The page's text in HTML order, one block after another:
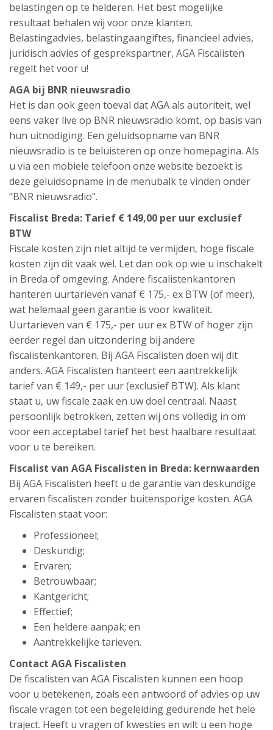
belastingen op te helderen. Het best mogelijke
resultaat behalen wij voor onze klanten.
Belastingadvies, belastingaangiftes, financieel advies,
juridisch advies of gesprekspartner, AGA Fiscalisten
regelt het voor u!
AGA bij BNR nieuwsradio
Het is dan ook geen toeval dat AGA als autoriteit, wel
eens vaker live op BNR nieuwsradio komt, op basis van
hun uitnodiging. Een geluidsopname van BNR
nieuwsradio is te beluisteren op onze homepagina. Als
u via een mobiele telefoon onze website bezoekt is
deze geluidsopname in de menubalk te vinden onder
“BNR nieuwsradio”.
Fiscalist Breda: Tarief € 149,00 per uur exclusief
BTW
Fiscale kosten zijn niet altijd te vermijden, hoge fiscale
kosten zijn dit vaak wel. Let dan ook op wie u inschakelt
in Breda of omgeving. Andere fiscalistenkantoren
hanteren uurtarieven vanaf € 175,- ex BTW (of meer),
wat helemaal geen garantie is voor kwaliteit.
Uurtarieven van € 175,- per uur ex BTW of hoger zijn
eerder regel dan uitzondering bij andere
fiscalistenkantoren. Bij AGA Fiscalisten doen wij dit
anders. AGA Fiscalisten hanteert een aantrekkelijk
tarief van € 149,- per uur (exclusief BTW). Als klant
staat u, uw fiscale zaak en uw doel centraal. Naast
persoonlijk betrokken, zetten wij ons volledig in om
voor een acceptabel tarief het best haalbare resultaat
voor u te bereiken.
Fiscalist van AGA Fiscalisten in Breda: kernwaarden
Bij AGA Fiscalisten heeft u de garantie van deskundige
ervaren fiscalisten zonder buitensporige kosten. AGA
Fiscalisten staat voor:
Professioneel;
Deskundig;
Ervaren;
Betrouwbaar;
Kantgericht;
Effectief;
Een heldere aanpak; en
Aantrekkelijke tarieven.
Contact AGA Fiscalisten
De fiscalisten van AGA Fiscalisten kunnen een hoop
voor u betekenen, zoals een antwoord of advies op uw
fiscale vragen tot een begeleiding gedurende het hele
traject. Heeft u vragen of kwesties en wilt u een hoge